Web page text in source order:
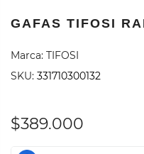
GAFAS TIFOSI
Marca: TIFOSI
SKU: 331710300132
$389.000